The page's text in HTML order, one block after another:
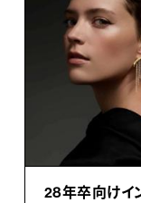
28年卒向けイ